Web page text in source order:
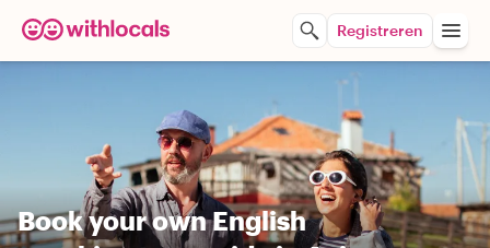
Registreren
Book your own English